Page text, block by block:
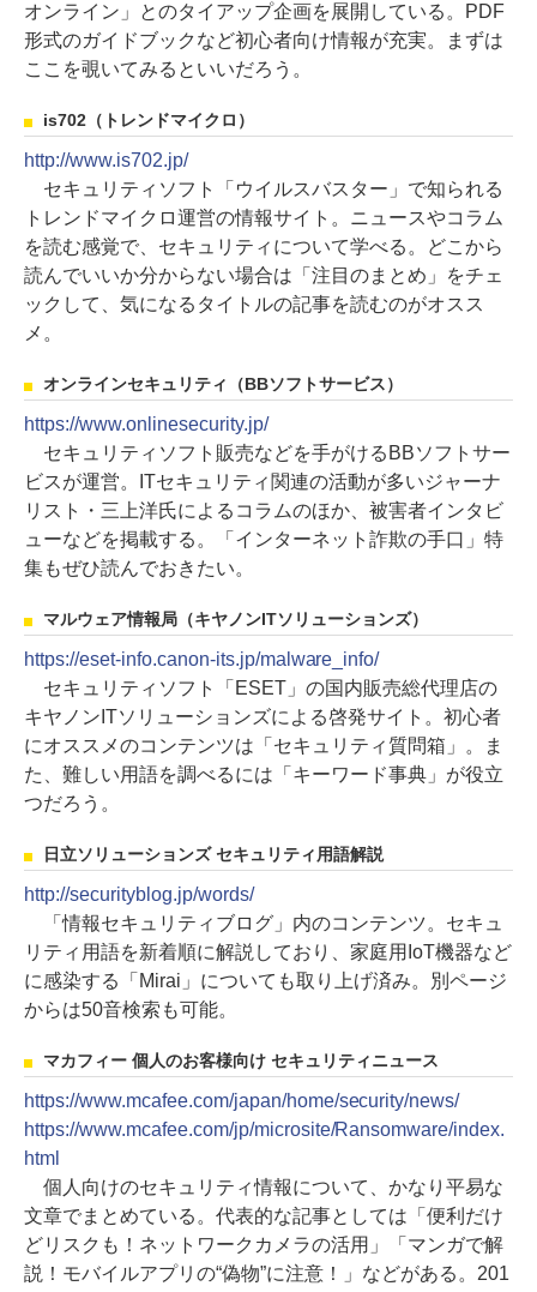
オンライン」とのタイアップ企画を展開している。PDF
形式のガイドブックなど初心者向け情報が充実。まずは
ここを覗いてみるといいだろう。
is702（トレンドマイクロ）
http://www.is702.jp/
セキュリティソフト「ウイルスバスター」で知られる
トレンドマイクロ運営の情報サイト。ニュースやコラム
を読む感覚で、セキュリティについて学べる。どこから
読んでいいか分からない場合は「注目のまとめ」をチェ
ックして、気になるタイトルの記事を読むのがオスス
メ。
オンラインセキュリティ（BBソフトサービス）
https://www.onlinesecurity.jp/
セキュリティソフト販売などを手がけるBBソフトサー
ビスが運営。ITセキュリティ関連の活動が多いジャーナ
リスト・三上洋氏によるコラムのほか、被害者インタビ
ューなどを掲載する。「インターネット詐欺の手口」特
集もぜひ読んでおきたい。
マルウェア情報局（キヤノンITソリューションズ）
https://eset-info.canon-its.jp/malware_info/
セキュリティソフト「ESET」の国内販売総代理店の
キヤノンITソリューションズによる啓発サイト。初心者
にオススメのコンテンツは「セキュリティ質問箱」。ま
た、難しい用語を調べるには「キーワード事典」が役立
つだろう。
日立ソリューションズ セキュリティ用語解説
http://securityblog.jp/words/
「情報セキュリティブログ」内のコンテンツ。セキュ
リティ用語を新着順に解説しており、家庭用IoT機器など
に感染する「Mirai」についても取り上げ済み。別ページ
からは50音検索も可能。
マカフィー 個人のお客様向け セキュリティニュース
https://www.mcafee.com/japan/home/security/news/
https://www.mcafee.com/jp/microsite/Ransomware/index.
html
個人向けのセキュリティ情報について、かなり平易な
文章でまとめている。代表的な記事としては「便利だけ
どリスクも！ネットワークカメラの活用」「マンガで解
説！モバイルアプリの“偽物”に注意！」などがある。201